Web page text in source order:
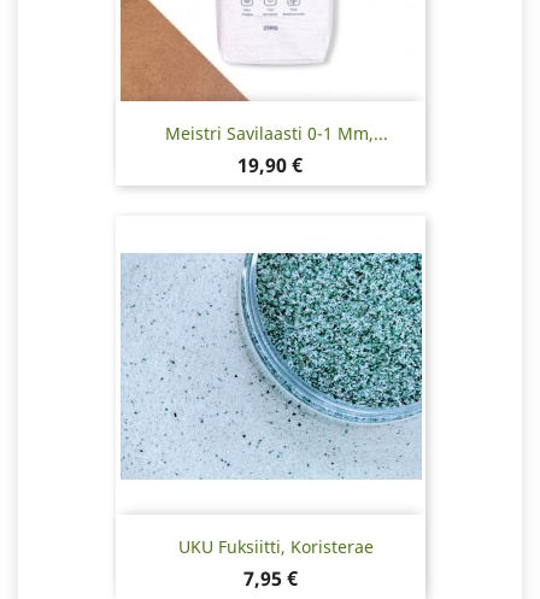
Meistri Savilaasti 0-1 Mm,...
Hinta
19,90 €
UKU Fuksiitti, Koristerae
Hinta
7,95 €